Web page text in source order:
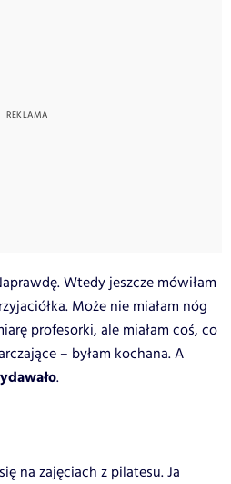
Wtedy jeszcze mówiłam
Może nie miałam nóg
profesorki, ale miałam coś, co
– byłam kochana. A
.
na zajęciach z pilatesu. Ja